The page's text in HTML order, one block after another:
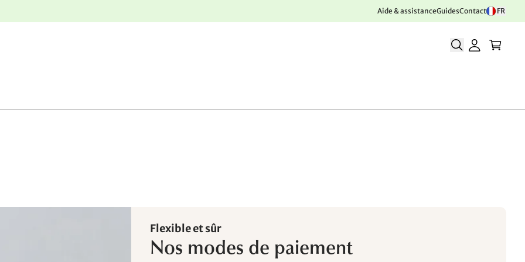
Aide & assistanceGuidesContact FR
Flexible et sûr
Nos modes de paiement